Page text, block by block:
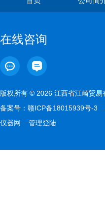
在线咨询
版权所有 © 2026 江西省江崎贸
备案号： 赣ICP备18015939号-3
仪器网
管理登陆